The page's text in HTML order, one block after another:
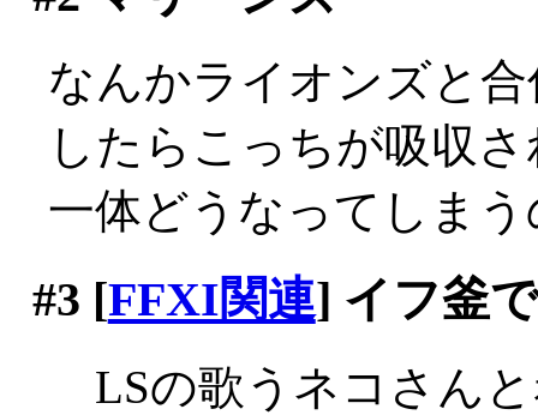
なんかライオンズと
したらこっちが吸収
一体どうなってしま
#3 [FFXI関連] イフ釜
LSの歌うネコさん